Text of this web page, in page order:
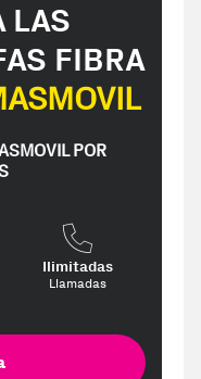
LAS
FIBRA
POR
Ilimitadas
Llamadas